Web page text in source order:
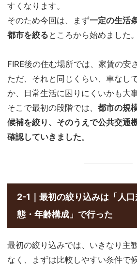
すくなります。
そのため今回は、まず一定の生活
都市を絞る ところから始めました。
FIRE後の住む場所では、家賃の安
ただ、それと同じくらい、車なし
か、日常生活に困りにくいかも大事
そこで最初の段階では、 都市の規
候補を絞り、そのうえで公共交通
確認していきました。
2-1｜最初の絞り込みは「人
態・年齢構成」で行った
最初の絞り込みでは、いきなり主
なく、まずは比較しやすい条件で